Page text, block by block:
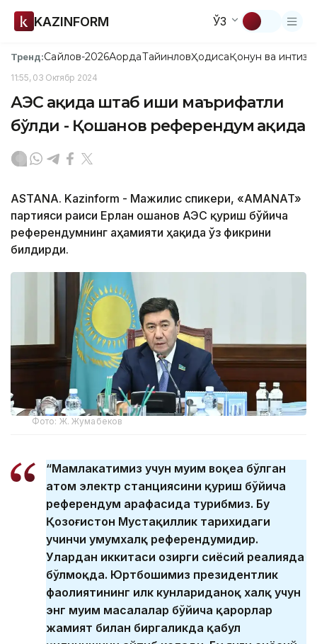
KAZINFORM ЎЗ
Тренд:Сайлов-2026АқордаТайинловҲодисаҚонун ва
11:55, 03 Октябр 2024
АЭС ҳақида штаб иши маърифатли
бўлди - Қошанов референдум ҳақида
ASTANA. Kazinform - Мажилис спикери, «AMANAT»
партияси раиси Ерлан Қошанов АЭС қуриш бўйича
референдумнинг аҳамияти ҳақида ўз фикрини
билдирди.
Фото: Ж. Жумабеков
“Мамлакатимиз учун муҳим воқеа бўлган
атом электр станциясини қуриш бўйича
референдум арафасида турибмиз. Бу
Қозоғистон Мустақиллик тарихидаги
учинчи умумхалқ референдумидир.
Улардан иккитаси ҳозирги сиёсий реалияда
бўлмоқда. Юртбошимиз президентлик
фаолиятининг илк кунлариданоқ халқ учун
энг муҳим масалалар бўйича қарорлар
жамият билан биргаликда қабул